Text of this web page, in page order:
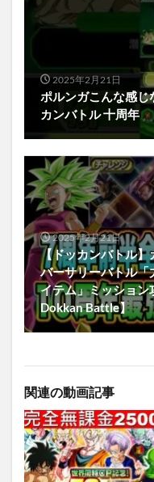
2025年2月21日
ポルンガこんな感じ
カンバトル 十周年
2025年2月21日
【ドッカンバトル】
バーサリーバトル「
イテム」ミッショ
Dokkan Battle】
関連の動画記事